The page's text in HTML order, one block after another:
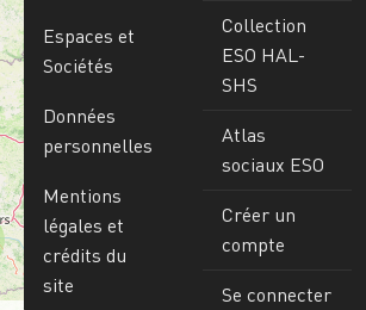
Espaces et
Sociétés
Données
personnelles
Mentions
légales et
crédits du
site
Collection
ESO HAL-
SHS
Atlas
sociaux ESO
Créer un
compte
Se connecter